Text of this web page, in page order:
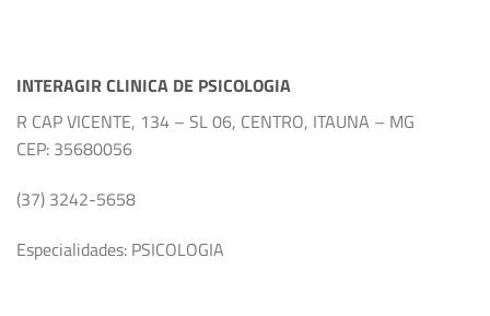
INTERAGIR CLINICA DE PSICOLOGIA
R CAP VICENTE, 134 – SL 06, CENTRO, ITAUNA – MG
CEP: 35680056
(37) 3242-5658
Especialidades: PSICOLOGIA